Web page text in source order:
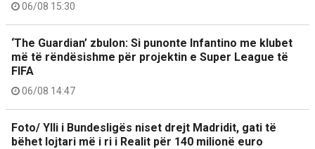
06/08 15:30
‘The Guardian’ zbulon: Si punonte Infantino me klubet
më të rëndësishme për projektin e Super League të
FIFA
06/08 14:47
Foto/ Ylli i Bundesligës niset drejt Madridit, gati të
bëhet lojtari më i ri i Realit për 140 milionë euro